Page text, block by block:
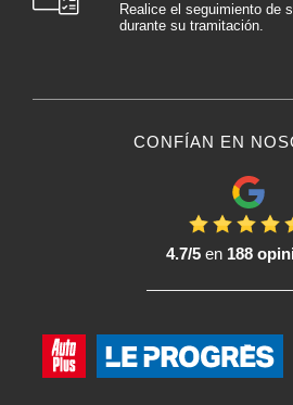
Realice el seguimiento de
durante su tramitación.
CONFÍAN EN
4.7/5en 188